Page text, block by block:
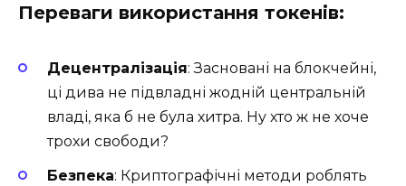
Переваги використання токенів:
Децентралізація: Засновані на блокчейні,
ці дива не підвладні жодній центральній
владі, яка б не була хитра. Ну хто ж не хоче
трохи свободи?
Безпека: Криптографічні методи роблять